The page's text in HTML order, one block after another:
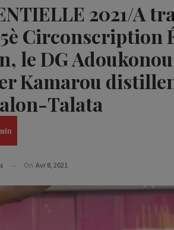
2021/A
Circonscription
le DG
Kamarou
Talata
On Avr 8, 2021